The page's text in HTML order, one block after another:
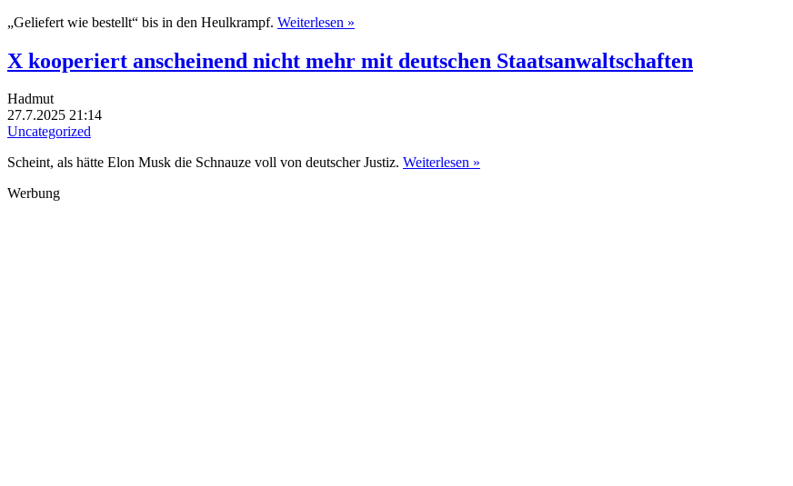
„Geliefert wie bestellt“ bis in den Heulkrampf. Weiterlesen »
X kooperiert anscheinend nicht mehr mit deutschen Staatsanwaltschaften
Hadmut
27.7.2025 21:14
Uncategorized
Scheint, als hätte Elon Musk die Schnauze voll von deutscher Justiz. Weiterlesen »
Werbung